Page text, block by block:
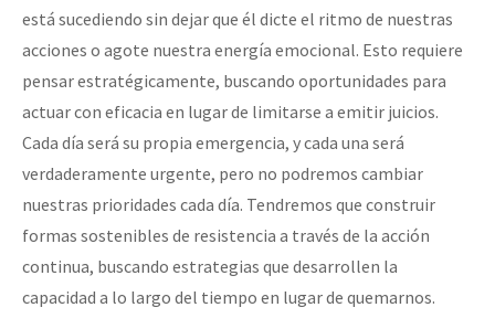
está sucediendo sin dejar que él dicte el ritmo de nuestras
acciones o agote nuestra energía emocional. Esto requiere
pensar estratégicamente, buscando oportunidades para
actuar con eficacia en lugar de limitarse a emitir juicios.
Cada día será su propia emergencia, y cada una será
verdaderamente urgente, pero no podremos cambiar
nuestras prioridades cada día. Tendremos que construir
formas sostenibles de resistencia a través de la acción
continua, buscando estrategias que desarrollen la
capacidad a lo largo del tiempo en lugar de quemarnos.